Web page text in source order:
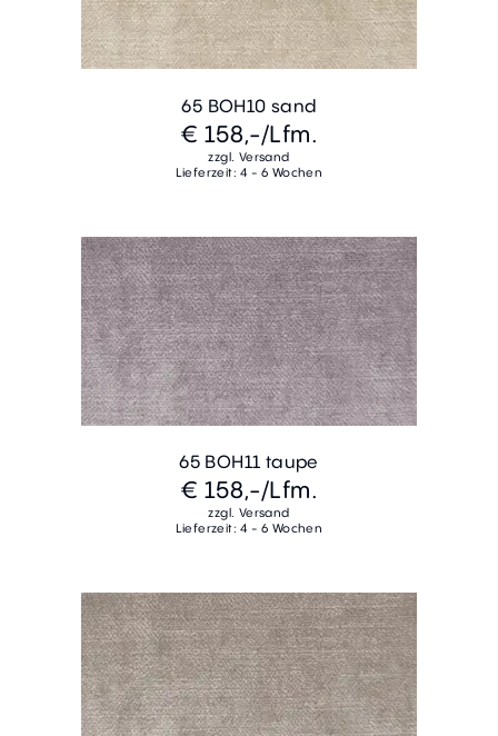
65 BOH10 sand
€ 158,-/Lfm.
zzgl. Versand
Lieferzeit: 4 - 6 Wochen
65 BOH11 taupe
€ 158,-/Lfm.
zzgl. Versand
Lieferzeit: 4 - 6 Wochen